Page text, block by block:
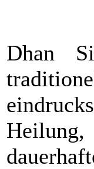
Dhan